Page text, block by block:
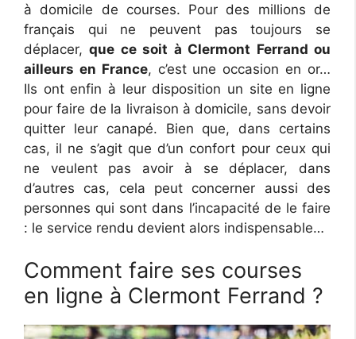
à domicile de courses. Pour des millions de
français qui ne peuvent pas toujours se
déplacer,que ce soit à Clermont Ferrand ou
ailleurs en France, c’est une occasion en or…
Ils ont enfin à leur disposition un site en ligne
pour faire de la livraison à domicile, sans devoir
quitter leur canapé. Bien que, dans certains
cas, il ne s’agit que d’un confort pour ceux qui
ne veulent pas avoir à se déplacer, dans
d’autres cas, cela peut concerner aussi des
personnes qui sont dans l’incapacité de le faire
: le service rendu devient alors indispensable…
Comment faire ses courses
en ligne à Clermont Ferrand ?